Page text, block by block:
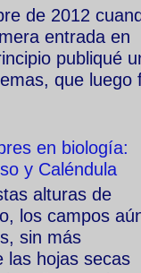
de 2012
entrada en
publiqué
que luego
en biología:
y Caléndula
alturas de
los campos
sin más
las hojas secas